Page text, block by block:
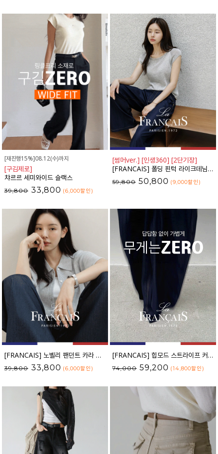
[재진행15%]08.12(수)까지
[구김제로]
챠르르 세미와이드 슬랙스
39,800 33,800 (6,000할인 )
[썸머ver.] [인생360] [2단기장]
[FRANCAIS] 폴딩 핀턱 라이크데님 와이드 팬츠(여름VER.)_F6H444PT
59,800 50,800 (9,000할인 )
[FRANCAIS] 노벨리 팬던트 카라 니트 가디건_F6S254CA
39,800 33,800 (6,000할인 )
[FRANCAIS] 힙모드 스트라이프 커브라인 와이드 데님팬츠_62DP2584
74,000 59,200 (14,800할인 )